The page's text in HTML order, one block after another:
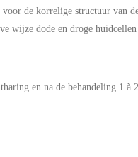
de korrelige structuur van
wijze dode en droge
en na de behandeling 1